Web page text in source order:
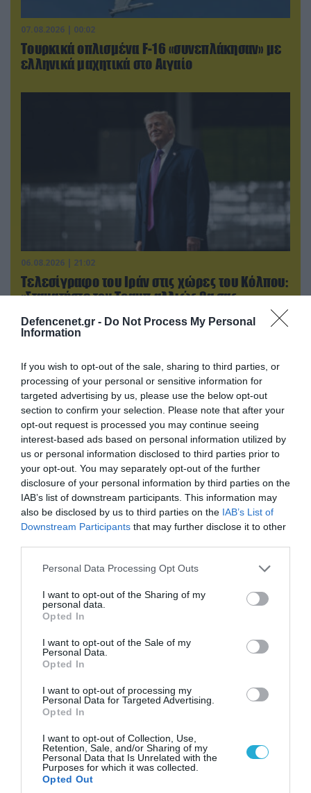
Defencenet.gr - Do Not Process My Personal
Information
If you wish to opt-out of the sale, sharing to third parties, or
processing of your personal or sensitive information for
targeted advertising by us, please use the below opt-out
section to confirm your selection. Please note that after your
opt-out request is processed you may continue seeing
interest-based ads based on personal information utilized by
us or personal information disclosed to third parties prior to
your opt-out. You may separately opt-out of the further
disclosure of your personal information by third parties on the
IAB’s list of downstream participants. This information may
also be disclosed by us to third parties on the IAB’s List of
Downstream Participants that may further disclose it to other
Please note that this website/app uses one or more Google
not limited to your visit or usage behaviour. You may click to
grant or deny consent to Google and its third-party tags to
use your data for below specified purposes in below Google
consent section.
Personal Data Processing Opt Outs
I want to opt-out of the Sharing of my
personal data.
Opted In
I want to opt-out of the Sale of my
Personal Data.
Opted In
I want to opt-out of processing my
Personal Data for Targeted Advertising.
Opted In
I want to opt-out of Collection, Use,
Retention, Sale, and/or Sharing of my
Personal Data that Is Unrelated with the
Purposes for which it was collected.
Opted Out
07.08.2026 | 00:02
Τουρκικά οπλισμένα F-16 «συνεπλάκησαν» με
ελληνικά μαχητικά στο Αιγαίο
06.08.2026 | 21:02
Τελεσίγραφο του Ιράν στις χώρες του Κόλπου:
«Σταματήστε τον Τραμπ αλλιώς θα σας
06.08.2026 | 17:02
Ουκρανία: Αποκαλύφθηκε ο αριθμός των
ξένων εθελοντών που πολεμούν για το Κίεβο
06.08.2026 | 14:02
«Επιχείρηση ελεύθερα πεζοδρόμια» στην
Αθήνα: Απομακρύνθηκαν παράνομα